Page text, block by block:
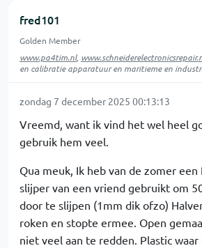
fred101
Golden Member
www.pa4tim.nl,
en calibratie apparatuur en maritieme en
zondag 7 december 2025 00:13:13
Vreemd, want ik vind het wel heel
gebruik hem veel.
Qua meuk, Ik heb van de zomer een
slijper van een vriend gebruikt om
door te slijpen (1mm dik ofzo)
roken en stopte ermee. Open
niet veel aan te redden. Plastic